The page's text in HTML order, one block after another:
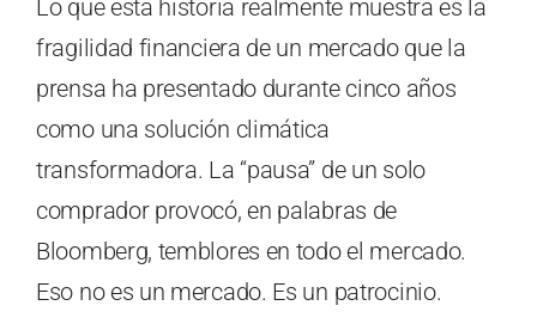
Lo que esta historia realmente muestra es la
fragilidad financiera de un mercado que la
prensa ha presentado durante cinco años
como una solución climática
transformadora. La “pausa” de un solo
comprador provocó, en palabras de
Bloomberg, temblores en todo el mercado.
Eso no es un mercado. Es un patrocinio.